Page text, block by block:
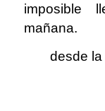
imposible
mañana.
desde